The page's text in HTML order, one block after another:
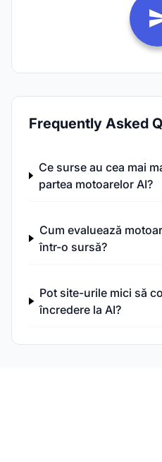
Frequently Asked
Ce surse au cea mai
partea motoarelor AI?
Cum evaluează
într-o sursă?
Pot site-urile mici să
încredere la AI?